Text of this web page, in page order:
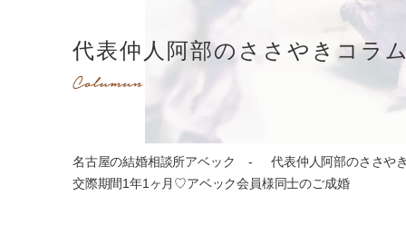
代表仲人阿部のささやきコラ
名古屋の結婚相談所アベック
代表仲人阿部のささや
交際期間1年1ヶ月♡アベック会員様同士のご成婚